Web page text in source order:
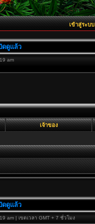
เข้าสู่ระบบ
ดดูแล้ว
am
เจ้าของ
ดดูแล้ว
am | เขตเวลา GMT + 7 ชั่วโมง